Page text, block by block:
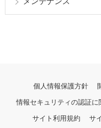
個人情報保護方針
情報セキュリティの認証に
サイト利用規約 サ